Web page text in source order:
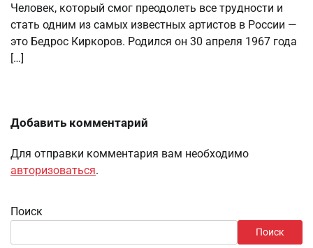
Человек, который смог преодолеть все трудности и
стать одним из самых известных артистов в России —
это Бедрос Киркоров. Родился он 30 апреля 1967 года
[…]
Добавить комментарий
Для отправки комментария вам необходимо
авторизоваться.
Поиск
Поиск